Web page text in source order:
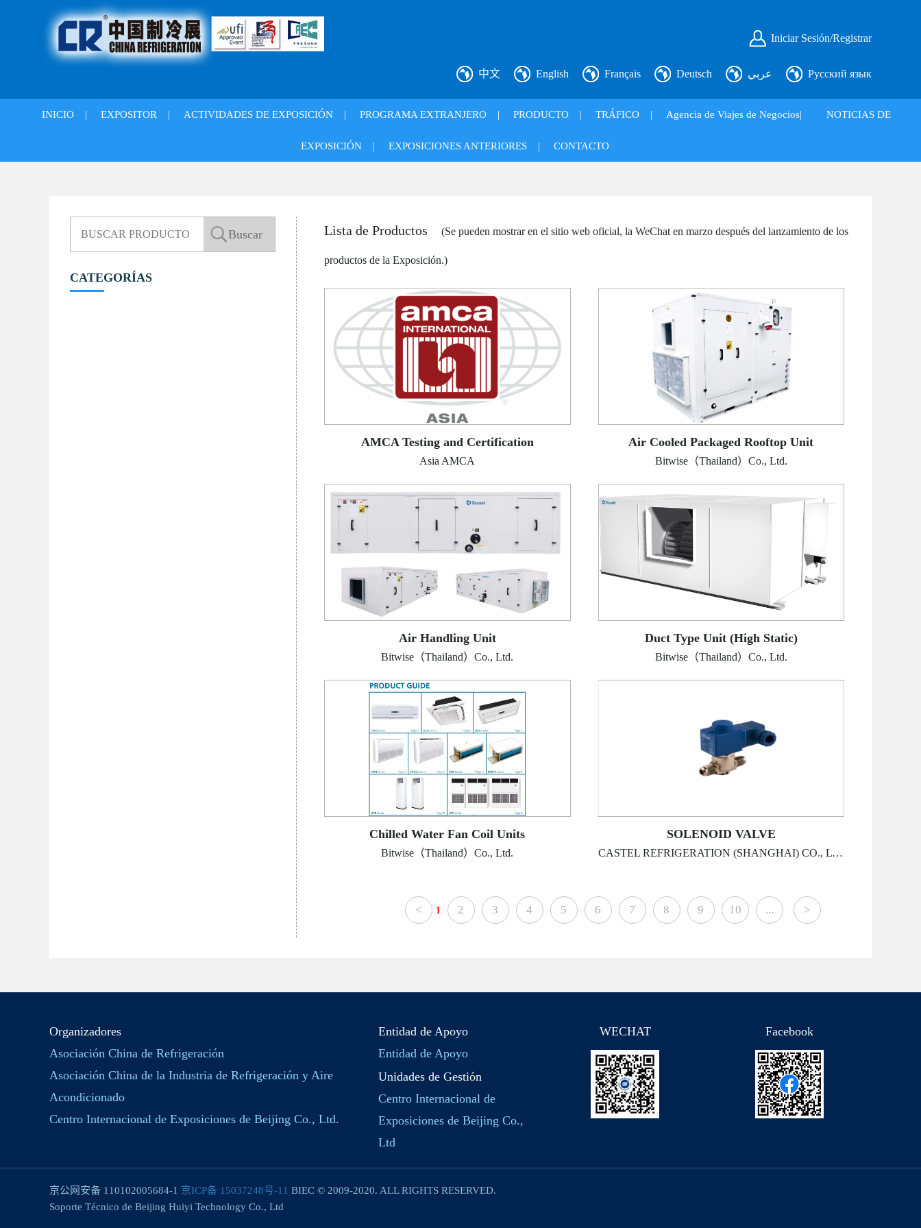
Iniciar Sesión/Registrar
中文 English Français Deutsch عربي Русский язык
INICIO | EXPOSITOR | ACTIVIDADES DE EXPOSICIÓN | PROGRAMA EXTRANJERO | PRODUCTO | TRÁFICO | Agencia de Viajes de Negocios| NOTICIAS DE
EXPOSICIÓN | EXPOSICIONES ANTERIORES | CONTACTO
CATEGORÍAS
Lista de Productos (Se pueden mostrar en el sitio web oficial, la WeChat en marzo después del lanzamiento de los
productos de la Exposición.)
AMCA Testing and Certification
Asia AMCA
Air Cooled Packaged Rooftop Unit
Bitwise（Thailand）Co., Ltd.
Air Handling Unit
Bitwise（Thailand）Co., Ltd.
Duct Type Unit (High Static)
Bitwise（Thailand）Co., Ltd.
Chilled Water Fan Coil Units
Bitwise（Thailand）Co., Ltd.
SOLENOID VALVE
CASTEL REFRIGERATION (SHANGHAI) CO., LTD
< 1 2 3 4 5 6 7 8 9 10 ... >
Organizadores
Asociación China de Refrigeración
Asociación China de la Industria de Refrigeración y Aire
Acondicionado
Centro Internacional de Exposiciones de Beijing Co., Ltd.
Entidad de Apoyo
Entidad de Apoyo
Unidades de Gestión
Centro Internacional de
Exposiciones de Beijing Co.,
Ltd
WECHAT Facebook
京公网安备 110102005684-1 京ICP备 15037248号-11 BIEC © 2009-2020. ALL RIGHTS RESERVED.
Soporte Técnico de Beijing Huiyi Technology Co., Ltd